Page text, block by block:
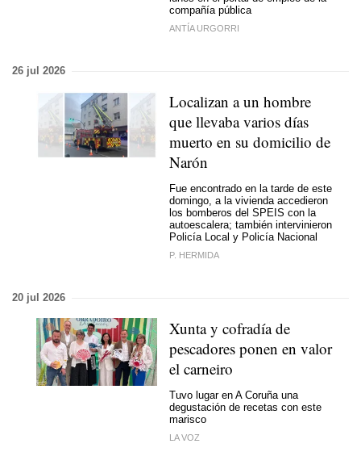
compañía pública
ANTÍA URGORRI
26 jul 2026
Localizan a un hombre
que llevaba varios días
muerto en su domicilio de
Narón
Fue encontrado en la tarde de este
domingo, a la vivienda accedieron
los bomberos del SPEIS con la
autoescalera; también intervinieron
Policía Local y Policía Nacional
P. HERMIDA
20 jul 2026
Xunta y cofradía de
pescadores ponen en valor
el carneiro
Tuvo lugar en A Coruña una
degustación de recetas con este
marisco
LA VOZ